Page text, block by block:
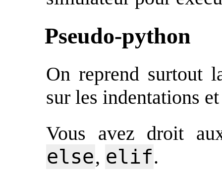
Pseudo-python
On reprend surtout
sur les indentations
Vous avez droit
else, elif.